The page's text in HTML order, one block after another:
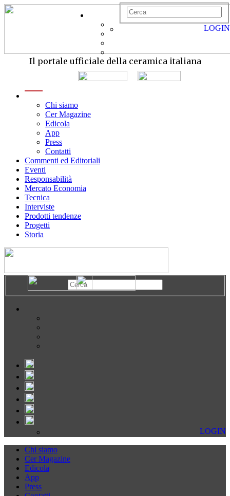
Il portale ufficiale della ceramica italiana
Chi siamo
Cer Magazine
Edicola
App
Press
Contatti
Commenti ed Editoriali
Eventi
Responsabilità
Mercato Economia
Tecnica
Interviste
Prodotti tendenze
Progetti
Storia
LOGIN
LOGIN
Chi siamo
Cer Magazine
Edicola
App
Press